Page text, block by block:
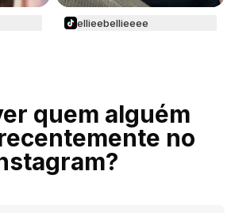
ellieebellieeee
quem alguém
no